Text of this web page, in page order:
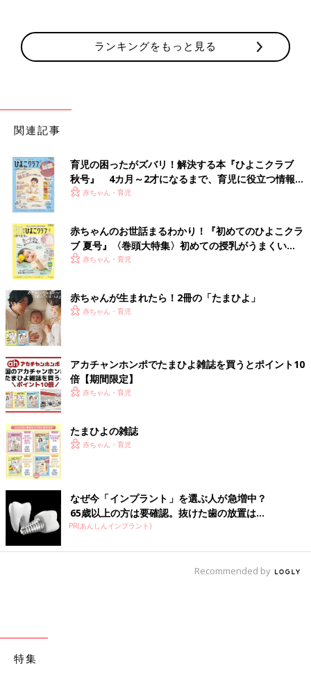
ランキングをもっと見る
関連記事
育児の困ったがズバリ！解決する本『ひよこクラブ
秋号』 4カ月～2才になるまで、育児に役立つ情報が
いっぱい！
赤ちゃん・育児
赤ちゃんのお世話まるわかり！『初めてのひよこクラ
ブ 夏号』〈巻頭大特集〉初めての授乳がうまくい
く！ おっぱい・ミルクの基本と夏のトラブル 解決テ
赤ちゃん・育児
赤ちゃんが生まれたら！2冊の「たまひよ」
赤ちゃん・育児
アカチャンホンポでたまひよ雑誌を買うとポイント10
倍【期間限定】
赤ちゃん・育児
たまひよの雑誌
赤ちゃん・育児
なぜ今「インプラント」を選ぶ人が急増中？
65歳以上の方は要確認。抜けた歯の放置は...
PR(あんしんインプラント)
Recommended by
特集